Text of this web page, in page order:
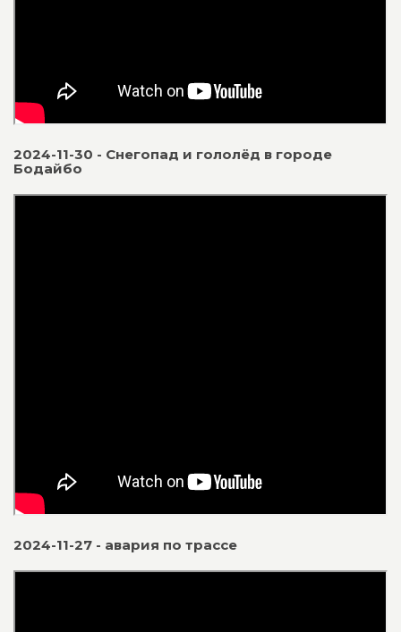
2024-11-30 - Снегопад и гололёд в городе
Бодайбо
2024-11-27 - авария по трассе